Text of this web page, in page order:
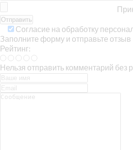
Согласие на обработку
Заполните форму и отправьте отзыв
Рейтинг:
Нельзя отправить комментарий без